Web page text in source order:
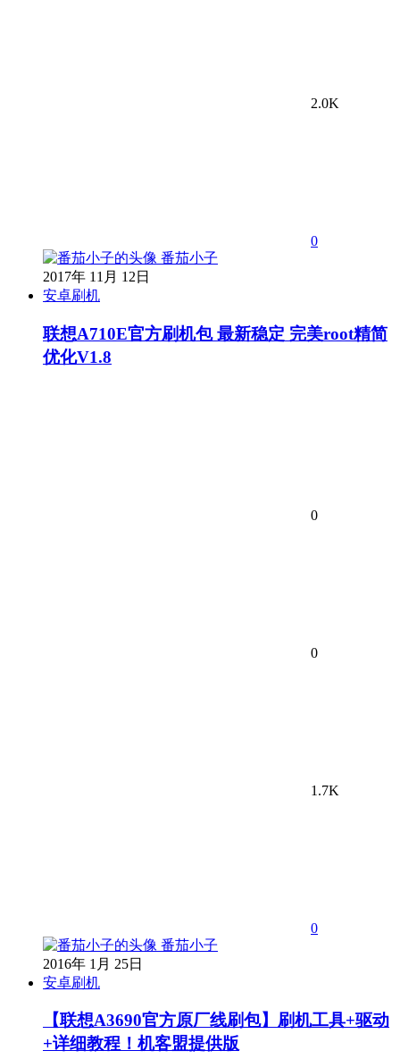
2.0K
0
番茄小子
2017年 11月 12日
安卓刷机
联想A710E官方刷机包 最新稳定 完美root精简
优化V1.8
0
0
1.7K
0
番茄小子
2016年 1月 25日
安卓刷机
【联想A3690官方原厂线刷包】刷机工具+驱动
+详细教程！机客盟提供版